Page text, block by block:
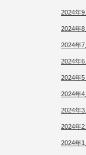
2024年9
2024年8
2024年7
2024年6
2024年5
2024年4
2024年3
2024年2
2024年1